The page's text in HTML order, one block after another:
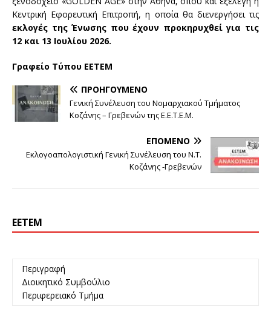
Κεντρική Εφορευτική Επιτροπή, η οποία θα διενεργήσει τις
εκλογές της Ένωσης που έχουν προκηρυχθεί για τις
12 και 13 Ιουλίου 2026.
Γραφείο Τύπου ΕΕΤΕΜ
ΠΡΟΗΓΟΎΜΕΝΟ
Γενική Συνέλευση του Νομαρχιακού Τμήματος
Κοζάνης – Γρεβενών της Ε.Ε.Τ.Ε.Μ.
ΕΠΌΜΕΝΟ
Εκλογοαπολογιστική Γενική Συνέλευση του Ν.Τ.
Κοζάνης -Γρεβενών
ΕΕΤΕΜ
Περιγραφή
Διοικητικό Συμβούλιο
Περιφερειακό Τμήμα